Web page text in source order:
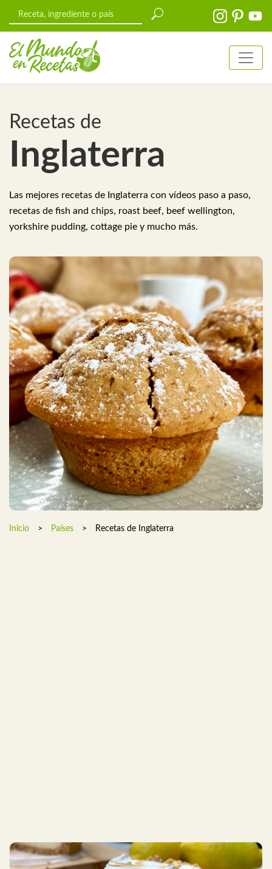
Recetas de
Inglaterra
Las mejores recetas de Inglaterra con vídeos paso a paso,
recetas de fish and chips, roast beef, beef wellington,
yorkshire pudding, cottage pie y mucho más.
Inicio > Países > Recetas de Inglaterra